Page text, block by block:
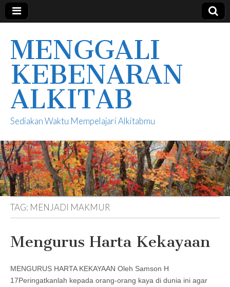
MENGGALI
KEBENARAN
ALKITAB
Sediakan Waktu Mempelajari Alkitabmu
TAG: MENJADI MAKMUR
Mengurus Harta Kekayaan
MENGURUS HARTA KEKAYAAN Oleh Samson H
17Peringatkanlah kepada orang-orang kaya di dunia ini agar